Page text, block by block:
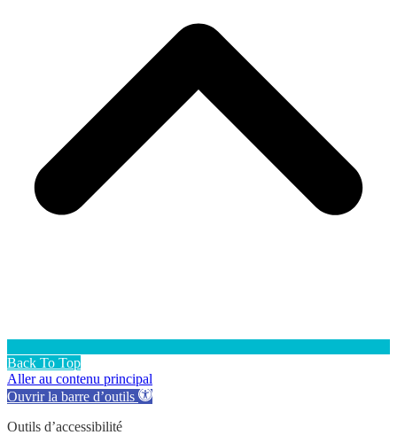
Back To Top
Aller au contenu principal
Ouvrir la barre d’outils
Outils d’accessibilité